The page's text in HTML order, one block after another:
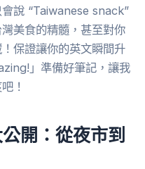
說 “Taiwanese snack”
美食的精髓，甚至對你
保證讓你的英文瞬間升
」準備好筆記，讓我
！
開：從夜市到